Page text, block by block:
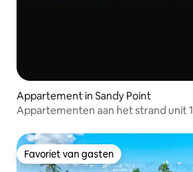
Appartement in Sandy Point
Appartementen aan het strand unit 1
Favoriet van gasten
Favoriet van gasten